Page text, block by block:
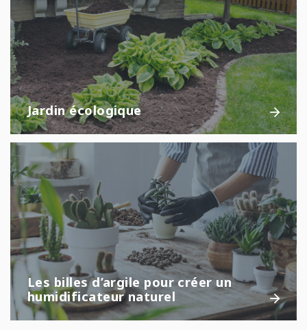
Jardin écologique
Les billes d’argile pour créer un
humidificateur naturel